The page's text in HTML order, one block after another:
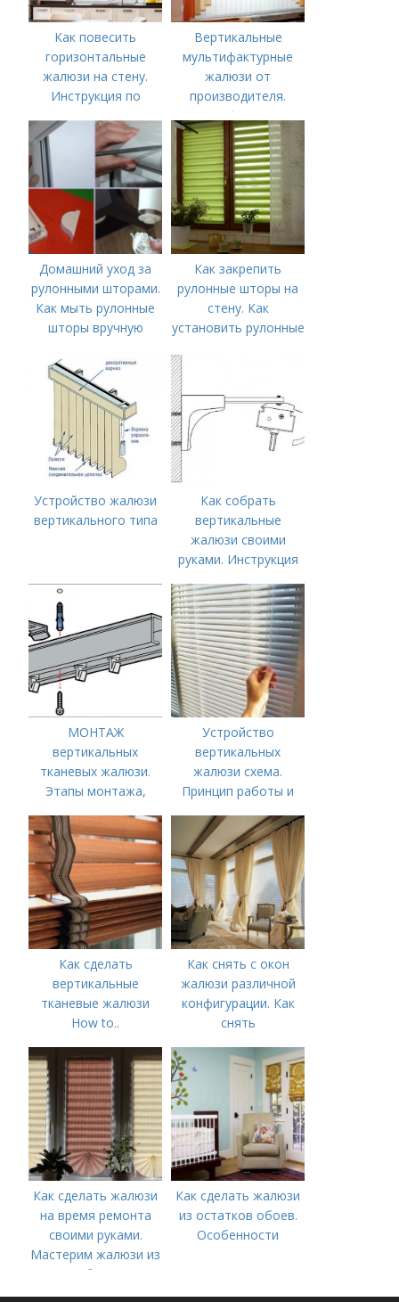
Как повесить
горизонтальные
жалюзи на стену.
Инструкция по
горизонтальных
жалюзи на стену/к
потолку
Вертикальные
мультифактурные
жалюзи от
производителя.
Мультифактурные
жалюзи
Домашний уход за
рулонными шторами.
Как мыть рулонные
шторы вручную
Как закрепить
рулонные шторы на
стену. Как
установить рулонные
без сверления и с его
помощью
Устройство жалюзи
вертикального типа
Как собрать
вертикальные
жалюзи своими
руками. Инструкция
МОНТАЖ
вертикальных
тканевых жалюзи.
Этапы монтажа,
Устройство
вертикальных
жалюзи схема.
Принцип работы и
жалюзи
Как сделать
вертикальные
тканевые жалюзи
How to..
жалюзи
Как снять с окон
жалюзи различной
конфигурации. Как
снять
жалюзи
Как сделать жалюзи
на время ремонта
своими руками.
Мастерим жалюзи из
обоев
Как сделать жалюзи
из остатков обоев.
Особенности